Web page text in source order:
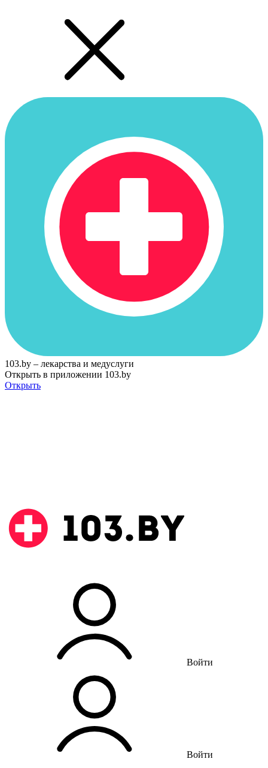
103.by – лекарства и медуслуги
Открыть в приложении 103.by
Открыть
Войти
Войти